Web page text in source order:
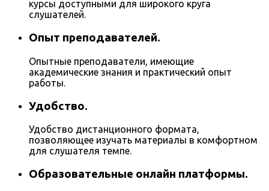
курсы доступными для широкого круга
слушателей.
Опыт преподавателей.
Опытные преподаватели, имеющие
академические знания и практический опыт
работы.
Удобство.
Удобство дистанционного формата,
позволяющее изучать материалы в комфортном
для слушателя темпе.
Образовательные онлайн платформы.